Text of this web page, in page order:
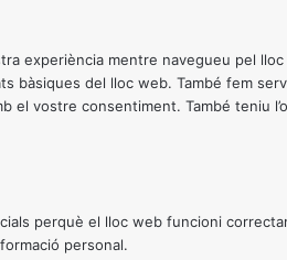
experiència mentre navegueu pel
bàsiques del lloc web. També fem
el vostre consentiment. També
perquè el lloc web funcioni
personal.